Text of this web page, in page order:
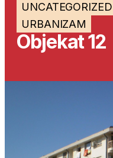
UNCATEGORIZED
URBANIZAM
Objekat 12